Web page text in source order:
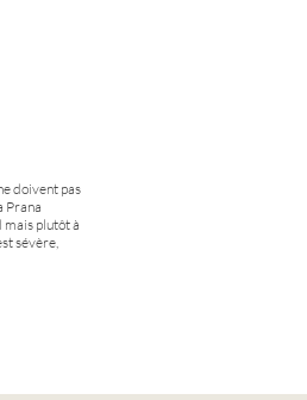
doivent pas
Prana
mais plutôt à
sévère,